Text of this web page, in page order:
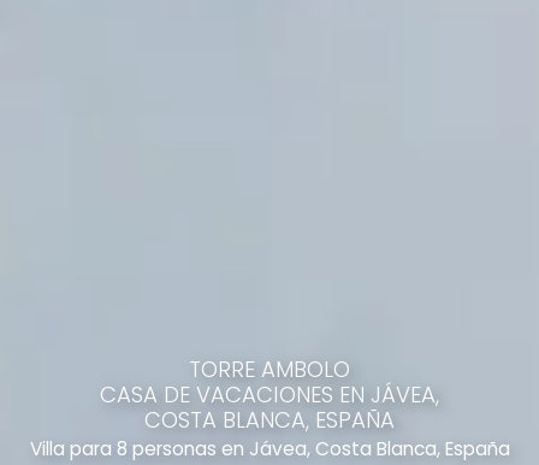
TORRE AMBOLO
CASA DE VACACIONES EN JÁVEA,
COSTA BLANCA, ESPAÑA
Villa para 8 personas en Jávea, Costa Blanca, España